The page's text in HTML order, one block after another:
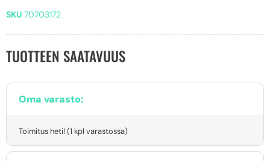
SKU 70703172
TUOTTEEN SAATAVUUS
Oma varasto:
Toimitus heti! (1 kpl varastossa)